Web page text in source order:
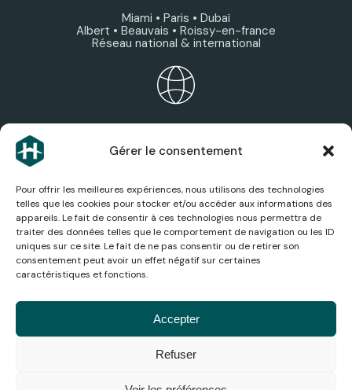
Gérer le consentement
Pour offrir les meilleures expériences, nous utilisons des technologies
telles que les cookies pour stocker et/ou accéder aux informations des
appareils. Le fait de consentir à ces technologies nous permettra de
traiter des données telles que le comportement de navigation ou les ID
uniques sur ce site. Le fait de ne pas consentir ou de retirer son
consentement peut avoir un effet négatif sur certaines
caractéristiques et fonctions.
Accepter
Refuser
Miami • Paris • Dubaï
Albert • Beauvais • Roissy-en-france
Réseau national & international
Découvrez les expertises, services et sociétés du
ACTUALITÉS AÉRONAUTIQUES
légalesconfidentialité
générales